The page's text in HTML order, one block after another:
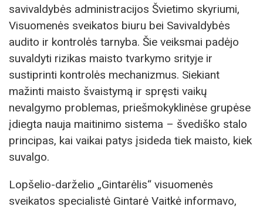
savivaldybės administracijos Švietimo skyriumi,
Visuomenės sveikatos biuru bei Savivaldybės
audito ir kontrolės tarnyba. Šie veiksmai padėjo
suvaldyti rizikas maisto tvarkymo srityje ir
sustiprinti kontrolės mechanizmus. Siekiant
mažinti maisto švaistymą ir spręsti vaikų
nevalgymo problemas, priešmokyklinėse grupėse
įdiegta nauja maitinimo sistema – švediško stalo
principas, kai vaikai patys įsideda tiek maisto, kiek
suvalgo.
Lopšelio-darželio „Gintarėlis“ visuomenės
sveikatos specialistė Gintarė Vaitkė informavo,